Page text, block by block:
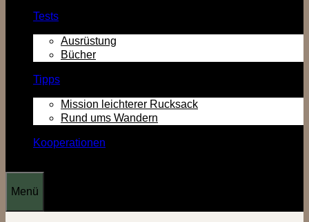
Tests
Ausrüstung
Bücher
Tipps
Mission leichterer Rucksack
Rund ums Wandern
Kooperationen
Menü